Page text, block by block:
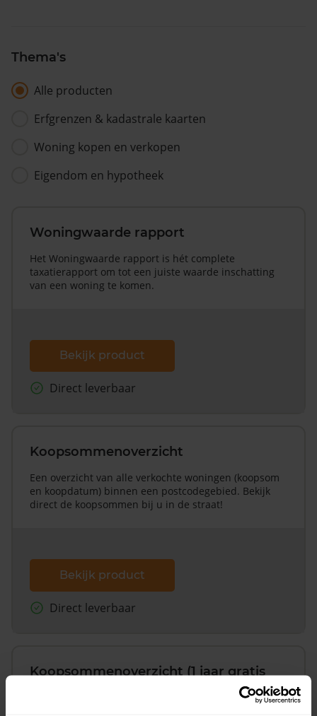
Thema's
Alle producten
Erfgrenzen & kadastrale kaarten
Woning kopen en verkopen
Eigendom en hypotheek
Woningwaarde rapport
Het Woningwaarde rapport is hét complete
taxatierapport om tot een juiste waarde inschatting
van een woning te komen.
Bekijk product
Direct leverbaar
Koopsommenoverzicht
Een overzicht van alle verkochte woningen (koopsom
en koopdatum) binnen een postcodegebied. Bekijk
direct de koopsommen bij u in de straat!
Bekijk product
Direct leverbaar
Koopsommenoverzicht (1 jaar gratis